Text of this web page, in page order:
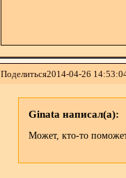
Поделиться2014-04-26
Ginata написал(а):
Может, кто-то